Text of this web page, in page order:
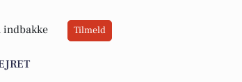
Tilmeld